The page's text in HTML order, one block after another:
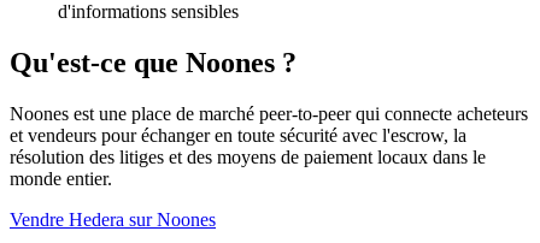
d'informations sensibles
Qu'est-ce que Noones ?
Noones est une place de marché peer-to-peer qui connecte acheteurs
et vendeurs pour échanger en toute sécurité avec l'escrow, la
résolution des litiges et des moyens de paiement locaux dans le
monde entier.
Vendre Hedera sur Noones